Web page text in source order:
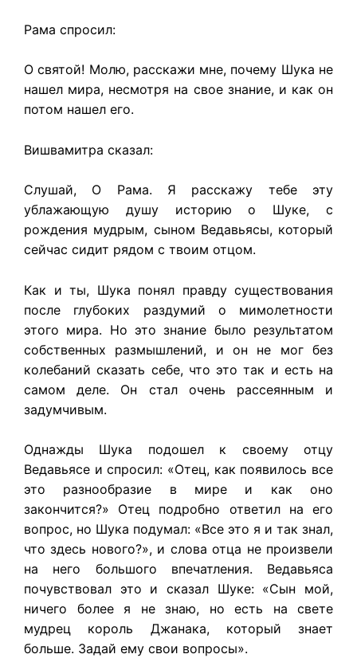
Рама спросил:
О святой! Молю, расскажи мне, почему Шука не
нашел мира, несмотря на свое знание, и как он
потом нашел его.
Вишвамитра сказал:
Слушай, О Рама. Я расскажу тебе эту
ублажающую душу историю о Шуке, с
рождения мудрым, сыном Ведавьясы, который
сейчас сидит рядом с твоим отцом.
Как и ты, Шука понял правду существования
после глубоких раздумий о мимолетности
этого мира. Но это знание было результатом
собственных размышлений, и он не мог без
колебаний сказать себе, что это так и есть на
самом деле. Он стал очень рассеянным и
задумчивым.
Однажды Шука подошел к своему отцу
Ведавьясе и спросил: «Отец, как появилось все
это разнообразие в мире и как оно
закончится?» Отец подробно ответил на его
вопрос, но Шука подумал: «Все это я и так знал,
что здесь нового?», и слова отца не произвели
на него большого впечатления. Ведавьяса
почувствовал это и сказал Шуке: «Сын мой,
ничего более я не знаю, но есть на свете
мудрец король Джанака, который знает
больше. Задай ему свои вопросы».